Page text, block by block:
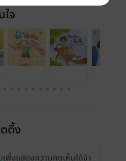
จ
ตติ้ง
เพื่อแสดงความคิดเห็นได้จ้า